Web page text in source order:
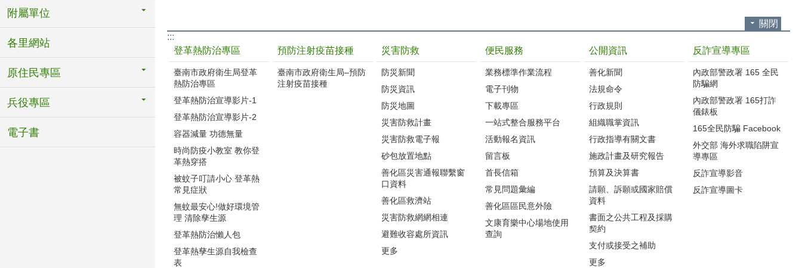
附屬單位
各里網站
原住民專區
兵役專區
電子書
關閉
:::
登革熱防治專區
臺南市政府衛生局登革
熱防治專區
登革熱防治宣導影片-1
登革熱防治宣導影片-2
容器減量 功德無量
時尚防疫小教室 教你登
革熱穿搭
被蚊子叮請小心 登革熱
常見症狀
無蚊最安心!做好環境管
理 清除孳生源
登革熱防治懶人包
登革熱孳生源自我檢查
表
預防注射疫苗接種
臺南市政府衛生局–預防
注射疫苗接種
災害防救
防災新聞
防災資訊
防災地圖
災害防救計畫
災害防救電子報
砂包放置地點
善化區災害通報聯繫窗
口資料
善化區救濟站
災害防救網網相連
避難收容處所資訊
更多
便民服務
業務標準作業流程‭
電子刊物
下載專區
一站式整合服務平台
活動報名資訊
留言板
首長信箱
常見問題彙編
善化區區民意外險
文康育樂中心場地使用
查詢
公開資訊
善化新聞
法規命令
行政規則
組織職掌資訊
行政指導有關文書
施政計畫及研究報告
預算及決算書
請願、訴願或國家賠償
資料
書面之公共工程及採購
契約
支付或接受之補助
更多
反詐宣導專區
內政部警政署 165 全民
防騙網
內政部警政署 165打詐
儀錶板
165全民防騙 Facebook
外交部 海外求職陷阱宣
導專區
反詐宣導影音
反詐宣導圖卡